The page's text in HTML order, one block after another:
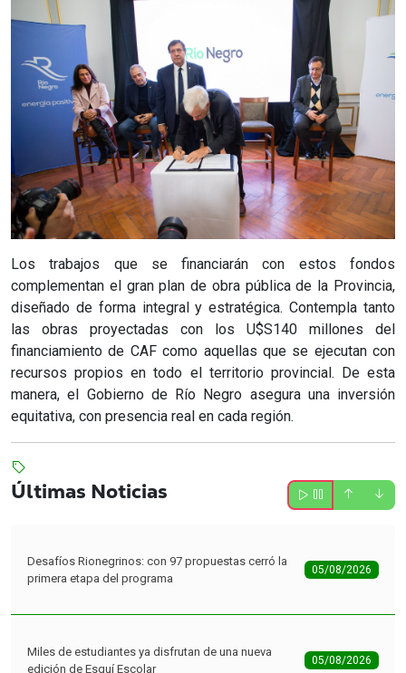
Los trabajos que se financiarán con estos fondos
complementan el gran plan de obra pública de la Provincia,
diseñado de forma integral y estratégica. Contempla tanto
las obras proyectadas con los U$S140 millones del
financiamiento de CAF como aquellas que se ejecutan con
recursos propios en todo el territorio provincial. De esta
manera, el Gobierno de Río Negro asegura una inversión
equitativa, con presencia real en cada región.
Últimas Noticias
Desafíos Rionegrinos: con 97 propuestas cerró la
primera etapa del programa
05/08/2026
Miles de estudiantes ya disfrutan de una nueva
edición de Esquí Escolar
05/08/2026